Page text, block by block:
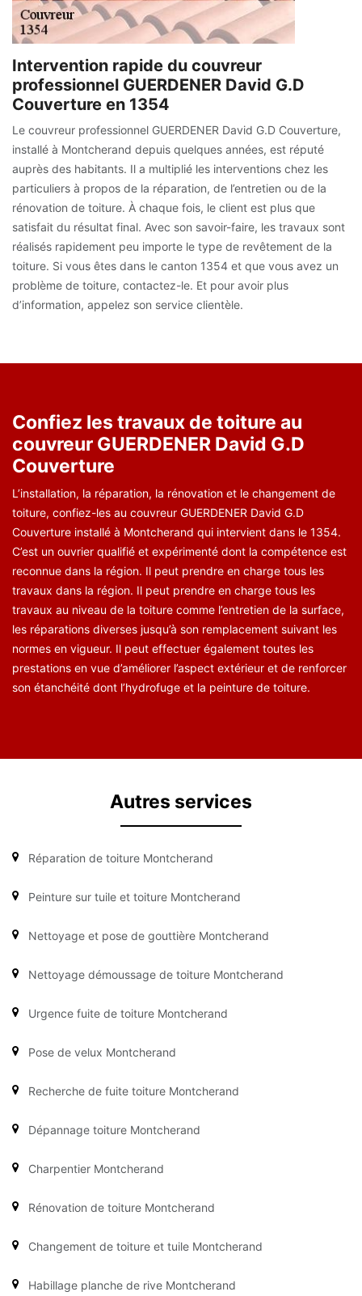
Intervention rapide du couvreur
professionnel GUERDENER David G.D
Couverture en 1354
Le couvreur professionnel GUERDENER David G.D Couverture,
installé à Montcherand depuis quelques années, est réputé
auprès des habitants. Il a multiplié les interventions chez les
particuliers à propos de la réparation, de l’entretien ou de la
rénovation de toiture. À chaque fois, le client est plus que
satisfait du résultat final. Avec son savoir-faire, les travaux sont
réalisés rapidement peu importe le type de revêtement de la
toiture. Si vous êtes dans le canton 1354 et que vous avez un
problème de toiture, contactez-le. Et pour avoir plus
d’information, appelez son service clientèle.
Confiez les travaux de toiture au
couvreur GUERDENER David G.D
Couverture
L’installation, la réparation, la rénovation et le changement de
toiture, confiez-les au couvreur GUERDENER David G.D
Couverture installé à Montcherand qui intervient dans le 1354.
C’est un ouvrier qualifié et expérimenté dont la compétence est
reconnue dans la région. Il peut prendre en charge tous les
travaux dans la région. Il peut prendre en charge tous les
travaux au niveau de la toiture comme l’entretien de la surface,
les réparations diverses jusqu’à son remplacement suivant les
normes en vigueur. Il peut effectuer également toutes les
prestations en vue d’améliorer l’aspect extérieur et de renforcer
son étanchéité dont l’hydrofuge et la peinture de toiture.
Autres services
Réparation de toiture Montcherand
Peinture sur tuile et toiture Montcherand
Nettoyage et pose de gouttière Montcherand
Nettoyage démoussage de toiture Montcherand
Urgence fuite de toiture Montcherand
Pose de velux Montcherand
Recherche de fuite toiture Montcherand
Dépannage toiture Montcherand
Charpentier Montcherand
Rénovation de toiture Montcherand
Changement de toiture et tuile Montcherand
Habillage planche de rive Montcherand